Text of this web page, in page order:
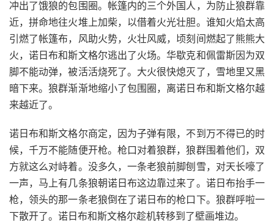
冲出了饿狼的包围圈。帐篷内的三个外国人，为防止狼群靠
近，拼命地往火堆上加柴，以借着火光壮胆。谁知火焰太高
引燃了帐篷布，风助火势，火壮风威，顷刻间燃起了熊熊大
火，诺日布和斯文格尔逃出了火场。华歇克和佩雷斯因为双
脚不能动弹，被活活烧死了。大火很快熄灭了，雪地里又黑
暗下来。狼群渐渐地缩小了包围圈，离诺日布和斯文格尔越
来越近了。
诺日布和斯文格尔商定，因为子弹有限，不到万不得已的时
候，千万不能随便开枪。枪口对着狼群，狼群围着他们，双
方就这么对峙着。没多久，一条老狼前脚刨雪，对天长嚎了
一声，马上有几条狼朝诺日布这边靠过来了。诺日布抬手一
枪，领头的那一条老狼倒在了诺日布的枪口下。狼群呼啦一
下散开了。诺日布和斯文格尔趁机转移到了壁画堆边。